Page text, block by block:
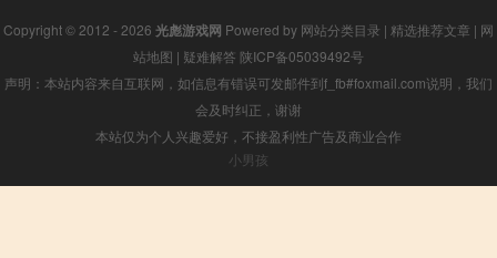
Copyright © 2012 - 2026 光彪游戏网 Powered by 网站分类目录 | 精选推荐文章 | 网
站地图 | 疑难解答 陕ICP备05039492号
声明：本站内容来自互联网，如信息有错误可发邮件到f_fb#foxmail.com说明，我们
会及时纠正，谢谢
本站仅为个人兴趣爱好，不接盈利性广告及商业合作
小男孩